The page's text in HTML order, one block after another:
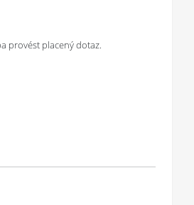
provést placený dotaz.